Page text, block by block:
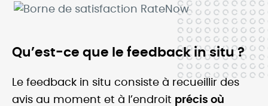
Qu’est-ce que le feedback in situ ?
Le feedback in situ consiste à recueillir des
avis au moment et à l’endroit précis où